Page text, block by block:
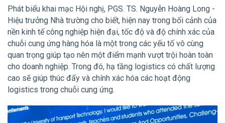
Phát biểu khai mạc Hội nghị, PGS. TS. Nguyễn Hoàng Long -
Hiệu trưởng Nhà trường cho biết, hiện nay trong bối cảnh của
nền kinh tế công nghiệp hiện đại, tốc độ và độ chính xác của
chuỗi cung ứng hàng hóa là một trong các yếu tố vô cùng
quan trọng giúp tạo nên một điểm mạnh vượt trội hoàn toàn
cho doanh nghiệp. Trong đó, hạ tầng logistics có chất lượng
cao sẽ giúp thúc đẩy và chính xác hóa các hoạt động
logistics trong chuỗi cung ứng.